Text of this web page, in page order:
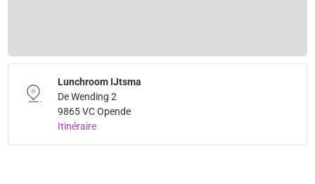
Lunchroom IJtsma
De Wending 2
9865 VC Opende
Itinéraire